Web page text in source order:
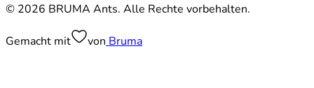
© 2026 BRUMA Ants. Alle Rechte vorbehalten.
Gemacht mit von Bruma